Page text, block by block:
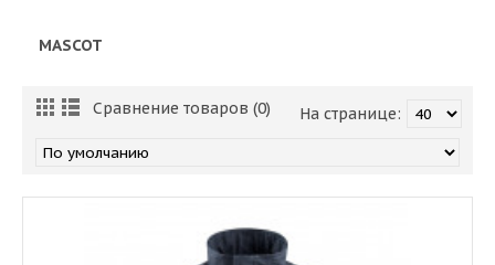
MASCOT
Сравнение товаров (0) На странице: